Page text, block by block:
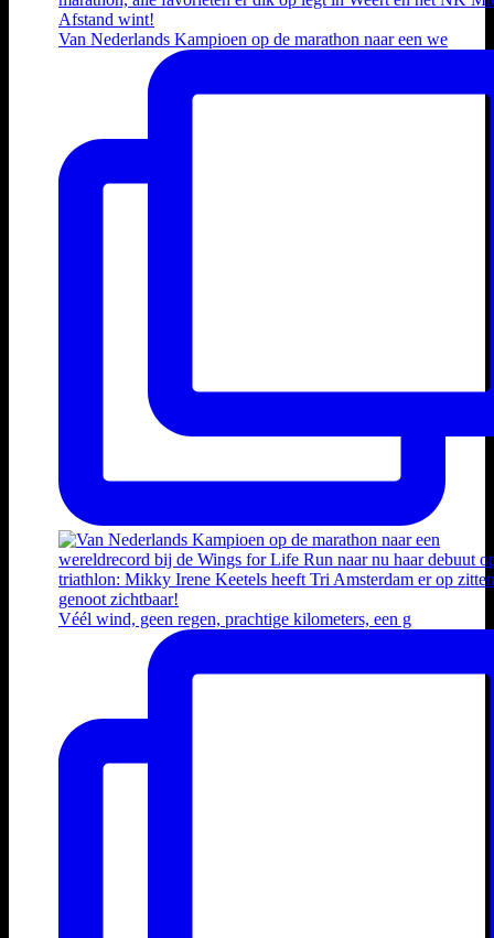
Van Nederlands Kampioen op de marathon naar een we
Véél wind, geen regen, prachtige kilometers, een g